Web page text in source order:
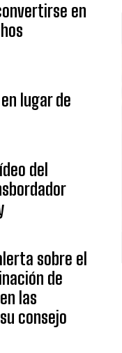
en
lugar de
del
sobre el
de
las
consejo